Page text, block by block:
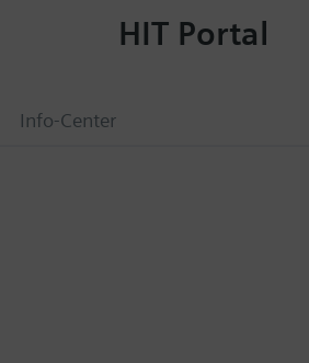
Info-Center
HIT Portal